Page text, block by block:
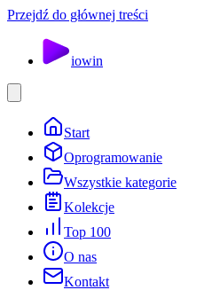
Przejdź do głównej treści
iowin
Start
Oprogramowanie
Wszystkie kategorie
Kolekcje
Top 100
O nas
Kontakt